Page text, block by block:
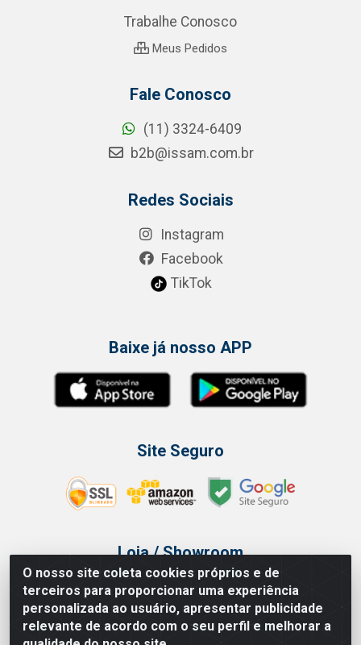
O nosso site coleta cookies próprios e de
terceiros para proporcionar uma experiência
personalizada ao usuário, apresentar publicidade
relevante de acordo com o seu perfil e melhorar a
Trabalhe Conosco
Meus Pedidos
Fale Conosco
(11) 3324-6409
b2b@issam.com.br
Redes Sociais
Instagram
Facebook
TikTok
Baixe já nosso APP
Site Seguro
Loja / Showroom
Tel.: (11) 3314 6400
Av Vautier, 468 - Pari - São Paulo/SP